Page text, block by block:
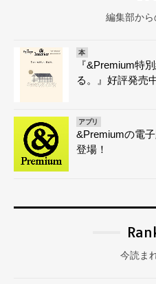
編集部か
本
『&Premium特
る。』好評発売中
アプリ
&Premiumの電
登場！
今読ま